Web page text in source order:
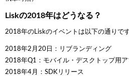
Liskの2018年はどうなる？
2018年のLiskのイベントは以下の通りです
2018年2月20日：リブランディング
2018年Q1：モバイル・デスクトップ用ア
2018年4月：SDKリリース